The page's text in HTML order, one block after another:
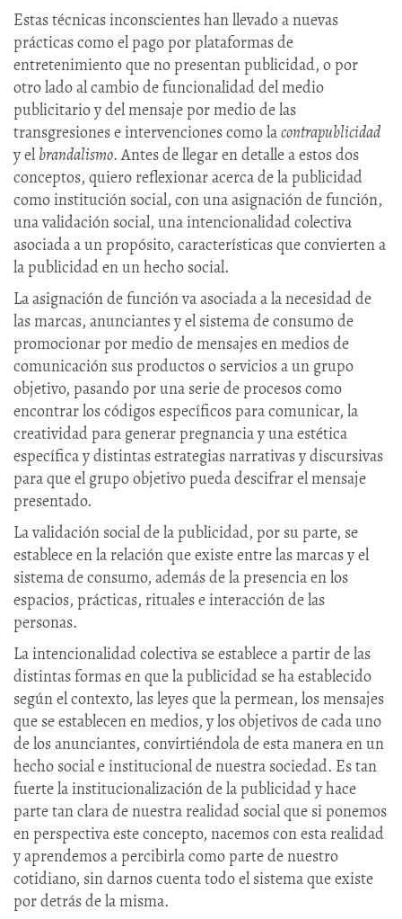
Estas técnicas inconscientes han llevado a nuevas
prácticas como el pago por plataformas de
entretenimiento que no presentan publicidad, o por
otro lado al cambio de funcionalidad del medio
publicitario y del mensaje por medio de las
transgresiones e intervenciones como lacontrapublicidad
y el brandalismo. Antes de llegar en detalle a estos dos
conceptos, quiero reflexionar acerca de la publicidad
como institución social, con una asignación de función,
una validación social, una intencionalidad colectiva
asociada a un propósito, características que convierten a
la publicidad en un hecho social.
La asignación de función va asociada a la necesidad de
las marcas, anunciantes y el sistema de consumo de
promocionar por medio de mensajes en medios de
comunicación sus productos o servicios a un grupo
objetivo, pasando por una serie de procesos como
encontrar los códigos específicos para comunicar, la
creatividad para generar pregnancia y una estética
específica y distintas estrategias narrativas y discursivas
para que el grupo objetivo pueda descifrar el mensaje
presentado.
La validación social de la publicidad, por su parte, se
establece en la relación que existe entre las marcas y el
sistema de consumo, además de la presencia en los
espacios, prácticas, rituales e interacción de las
personas.
La intencionalidad colectiva se establece a partir de las
distintas formas en que la publicidad se ha establecido
según el contexto, las leyes que la permean, los mensajes
que se establecen en medios, y los objetivos de cada uno
de los anunciantes, convirtiéndola de esta manera en un
hecho social e institucional de nuestra sociedad. Es tan
fuerte la institucionalización de la publicidad y hace
parte tan clara de nuestra realidad social que si ponemos
en perspectiva este concepto, nacemos con esta realidad
y aprendemos a percibirla como parte de nuestro
cotidiano, sin darnos cuenta todo el sistema que existe
por detrás de la misma.